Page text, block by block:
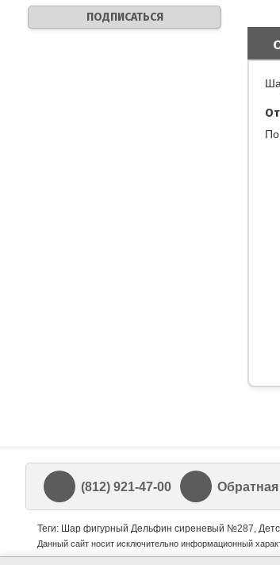
(812) 921-47-00 Обратная
Теги: Шар фигурный Дельфин сиреневый №287,
Данный сайт носит исключительно информационный